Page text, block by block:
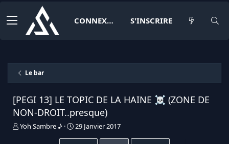
CONNEXION S'INSCRIRE
Le bar
[PEGI 13] LE TOPIC DE LA HAINE ☠ (ZONE DE
NON-DROIT..presque)
IYoh Sambre ♪
D
29 Janvier 2017